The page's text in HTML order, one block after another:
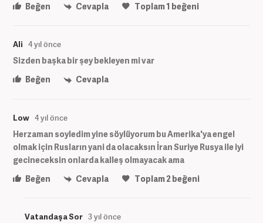
Beğen
Cevapla Toplam1 beğeni
Ali 4 yıl önce
Sizden başka bir şey bekleyen mi var
Beğen
Cevapla
Low 4 yıl önce
Herzaman soyledim yine söylüyorum bu Amerika'ya engel
olmak için Rusların yani da olacaksın İran Suriye Rusya ile iyi
gecineceksin onlarda kalleş olmayacak ama
Beğen
Cevapla Toplam2beğeni
Vatandaşa Sor 3 yıl önce